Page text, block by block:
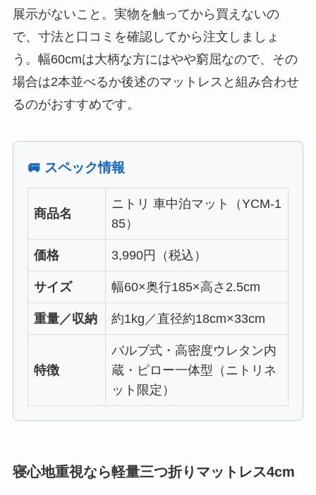
展示がないこと。実物を触ってから買えないの
で、寸法と口コミを確認してから注文しましょ
う。幅60cmは大柄な方にはやや窮屈なので、その
場合は2本並べるか後述のマットレスと組み合わせ
るのがおすすめです。
🚐 スペック情報
商品名
ニトリ 車中泊マット（YCM-1
85）
価格 3,990円（税込）
サイズ 幅60×奥行185×高さ2.5cm
重量／収納 約1kg／直径約18cm×33cm
特徴
バルブ式・高密度ウレタン内
蔵・ピロー一体型（ニトリネ
ット限定）
寝心地重視なら軽量三つ折りマットレス4cm